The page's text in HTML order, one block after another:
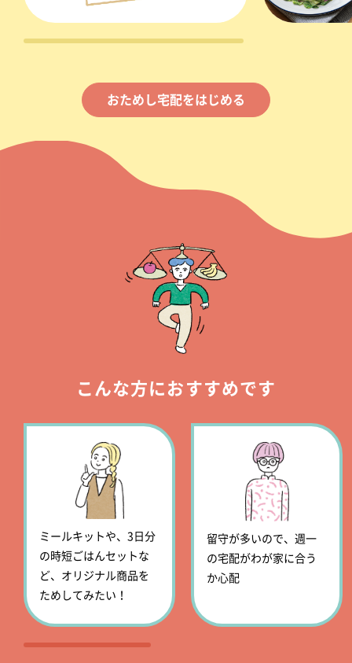
おためし宅配をはじめる
こんな方におすすめです
ミールキットや、3日分
の時短ごはんセットな
ど、オリジナル商品を
ためしてみたい！
留守が多いので、週一
の宅配がわが家に合う
か心配